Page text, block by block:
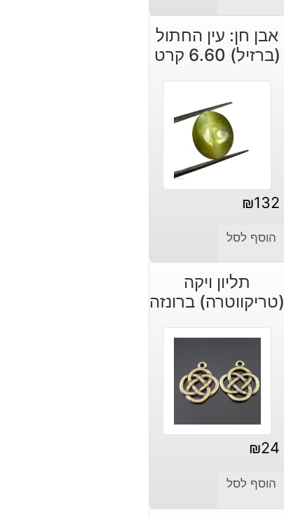
אבן חן: עין החתול
(ברזיל) 6.60 קרט
₪132
הוסף לסל
תליון ויקה
(טריקווטרה) ברונזה
₪24
הוסף לסל